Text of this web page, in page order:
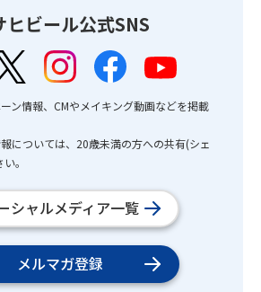
ヒビール公式SNS
ン情報、CMやメイキング動画などを掲載
については、20歳未満の方への共有(シェ
。
シャルメディア一覧
メルマガ登録